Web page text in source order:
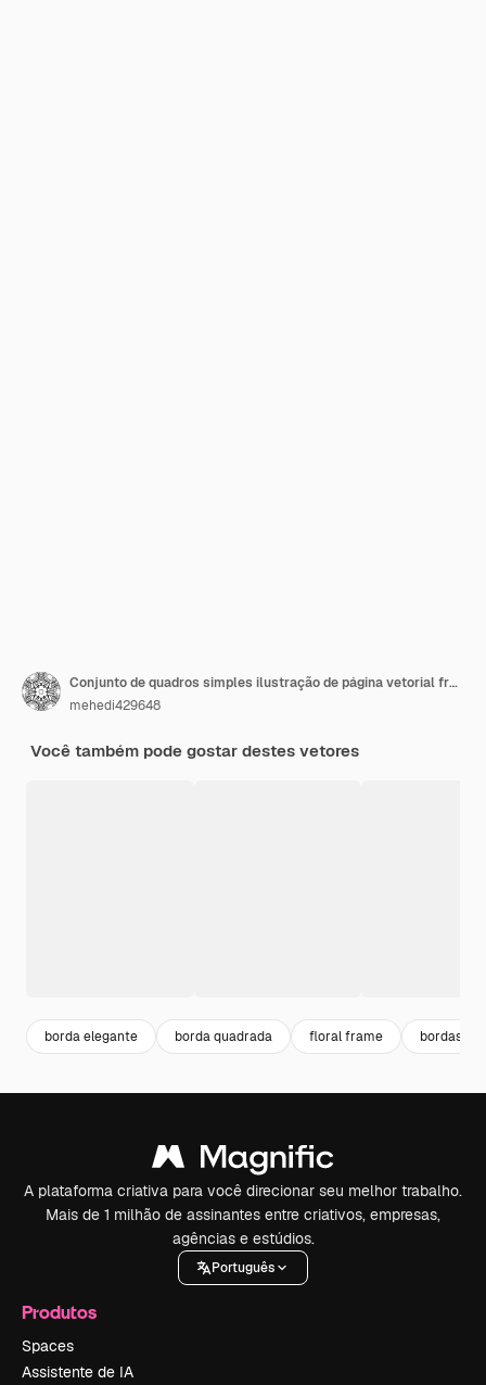
Conjunto de quadros simples ilustração de página vetorial fronteira com arte de linha
mehedi429648
Você também pode gostar destes vetores
borda elegante borda quadrada floral frame bordas
A plataforma criativa para você direcionar seu melhor trabalho.
Mais de 1 milhão de assinantes entre criativos, empresas,
agências e estúdios.
Português
Produtos
Spaces
Assistente de IA